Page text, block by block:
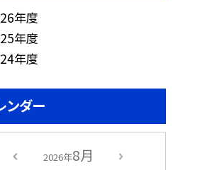
年度
年度
年度
ンダー
2026年8月